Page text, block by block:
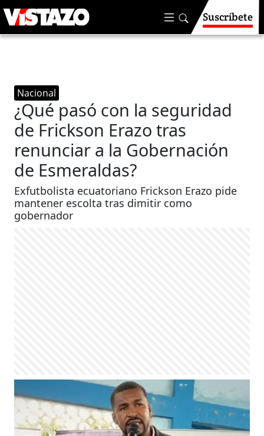
Suscríbete
Nacional
¿Qué pasó con la seguridad
de Frickson Erazo tras
renunciar a la Gobernación
de Esmeraldas?
Exfutbolista ecuatoriano Frickson Erazo pide
mantener escolta tras dimitir como
gobernador